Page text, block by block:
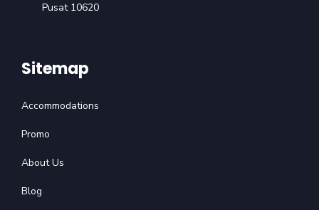
Pusat 10620
Sitemap
Accommodations
Promo
About Us
Blog